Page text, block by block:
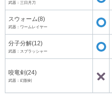
武器：三日月刀
スウォーム(8)
武器：ワームレイヤー
分子分解(12)
武器：スプラッシャー
咬竜剣(24)
武器：幻獣剣